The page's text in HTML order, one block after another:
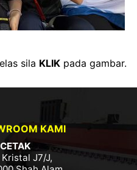
sila KLIKpada gambar.
KAMI
J7/J,